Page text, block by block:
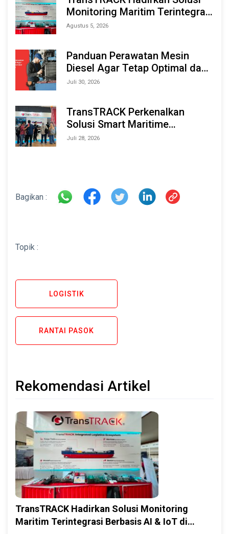
Monitoring Maritim Terintegrasi
Berbasis AI & IoT di Indonesia
Agustus 5, 2026
Panduan Perawatan Mesin
Diesel Agar Tetap Optimal dan
Tahan Lama
Juli 30, 2026
TransTRACK Perkenalkan
Solusi Smart Maritime
Monitoring Berbasis AI dan IoT
Juli 28, 2026
Bagikan :
Topik :
LOGISTIK
RANTAI PASOK
Rekomendasi Artikel
TransTRACK Hadirkan Solusi Monitoring
Maritim Terintegrasi Berbasis AI & IoT di